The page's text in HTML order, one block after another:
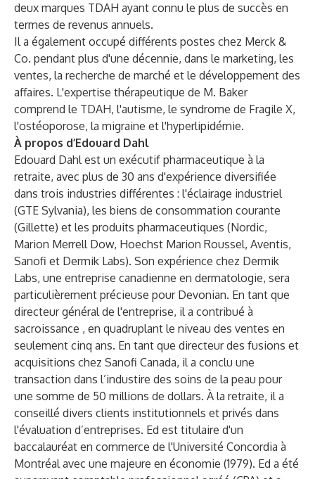
deux marques TDAH ayant connu le plus de succès en
termes de revenus annuels.
Il a également occupé différents postes chez Merck &
Co. pendant plus d'une décennie, dans le marketing, les
ventes, la recherche de marché et le développement des
affaires. L'expertise thérapeutique de M. Baker
comprend le TDAH, l'autisme, le syndrome de Fragile X,
l'ostéoporose, la migraine et l'hyperlipidémie.
À propos d’Edouard Dahl
Edouard Dahl est un exécutif pharmaceutique à la
retraite, avec plus de 30 ans d'expérience diversifiée
dans trois industries différentes : l'éclairage industriel
(GTE Sylvania), les biens de consommation courante
(Gillette) et les produits pharmaceutiques (Nordic,
Marion Merrell Dow, Hoechst Marion Roussel, Aventis,
Sanofi et Dermik Labs). Son expérience chez Dermik
Labs, une entreprise canadienne en dermatologie, sera
particulièrement précieuse pour Devonian. En tant que
directeur général de l'entreprise, il a contribué à
sacroissance , en quadruplant le niveau des ventes en
seulement cinq ans. En tant que directeur des fusions et
acquisitions chez Sanofi Canada, il a conclu une
transaction dans l’industire des soins de la peau pour
une somme de 50 millions de dollars. À la retraite, il a
conseillé divers clients institutionnels et privés dans
l'évaluation d’entreprises. Ed est titulaire d'un
baccalauréat en commerce de l'Université Concordia à
Montréal avec une majeure en économie (1979). Ed a été